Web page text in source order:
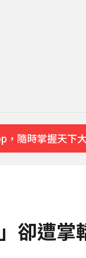
，隨時掌握天下
照遭放大腳趾！
」卻遭